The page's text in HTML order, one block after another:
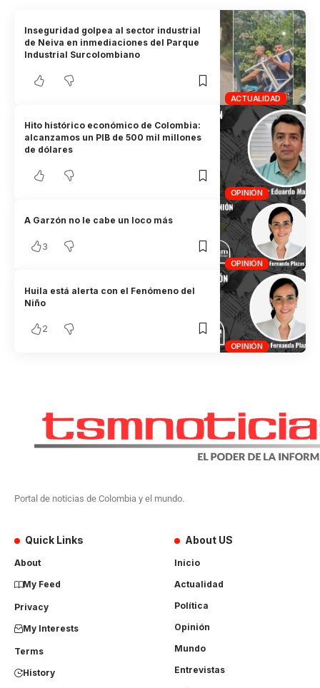
ACTUALIDAD
Inseguridad golpea al sector industrial
de Neiva en inmediaciones del Parque
Industrial Surcolombiano
OPINIÓN
Hito histórico económico de Colombia:
alcanzamos un PIB de 500 mil millones
de dólares
OPINIÓN
A Garzón no le cabe un loco más
3
OPINIÓN
Huila está alerta con el Fenómeno del
Niño
2
Portal de noticias de Colombia y el mundo.
Quick Links
About
My Feed
Privacy
My Interests
Terms
History
About US
Inicio
Actualidad
Política
Opinión
Mundo
Entrevistas